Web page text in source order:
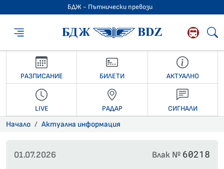
БДЖ - Пътнически превози
БДЖ -
РАЗПИСАНИЕ БИЛЕТИ АКТУАЛНО
LIVE РАДАР СИГНАЛИ
Начало Актуална информация
01.07.2026 Влак № 60218